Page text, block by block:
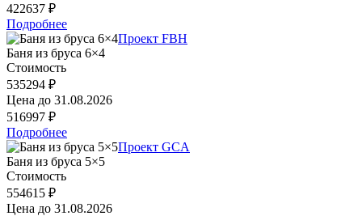
422637 ₽
Подробнее
Проект FBH
Баня из бруса 6×4
Стоимость
535294 ₽
Цена до 31.08.2026
516997 ₽
Подробнее
Проект GCA
Баня из бруса 5×5
Стоимость
554615 ₽
Цена до 31.08.2026